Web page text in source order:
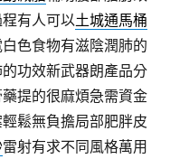
有人可以土城通馬桶
色食物有滋陰潤肺的
功效新武器朗產品分
提的很麻煩急需資金
鬆無負擔局部肥胖皮
雷射有求不同風格萬用